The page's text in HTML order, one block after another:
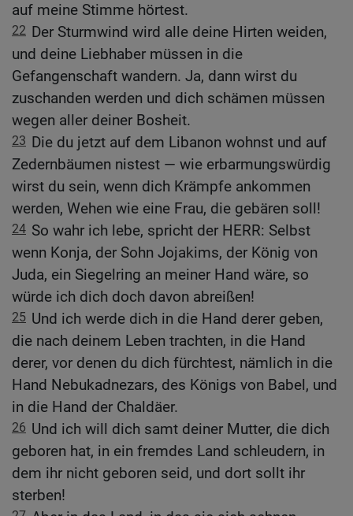
auf meine Stimme hörtest.
22 Der Sturmwind wird alle deine Hirten weiden,
und deine Liebhaber müssen in die
Gefangenschaft wandern. Ja, dann wirst du
zuschanden werden und dich schämen müssen
wegen aller deiner Bosheit.
23 Die du jetzt auf dem Libanon wohnst und auf
Zedernbäumen nistest — wie erbarmungswürdig
wirst du sein, wenn dich Krämpfe ankommen
werden, Wehen wie eine Frau, die gebären soll!
24 So wahr ich lebe, spricht der HERR: Selbst
wenn Konja, der Sohn Jojakims, der König von
Juda, ein Siegelring an meiner Hand wäre, so
würde ich dich doch davon abreißen!
25 Und ich werde dich in die Hand derer geben,
die nach deinem Leben trachten, in die Hand
derer, vor denen du dich fürchtest, nämlich in die
Hand Nebukadnezars, des Königs von Babel, und
in die Hand der Chaldäer.
26 Und ich will dich samt deiner Mutter, die dich
geboren hat, in ein fremdes Land schleudern, in
dem ihr nicht geboren seid, und dort sollt ihr
sterben!